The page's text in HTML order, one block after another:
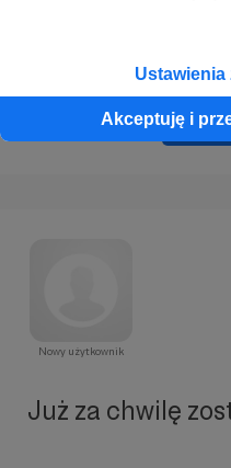
Ustawienia
Akceptuję i
Cofnij
Nowy użytkownik
Już za chwilę